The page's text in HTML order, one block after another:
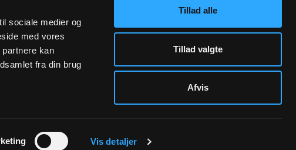
sociale medier og
med vores
kan
fra din brug
Vis detaljer
Tillad alle
Tillad valgte
Afvis